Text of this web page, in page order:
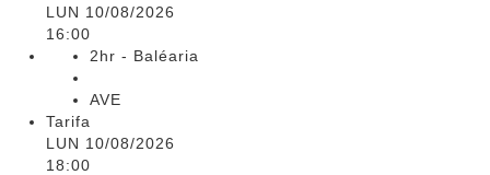
LUN 10/08/2026
16:00
2hr - Baléaria
AVE
Tarifa
LUN 10/08/2026
18:00